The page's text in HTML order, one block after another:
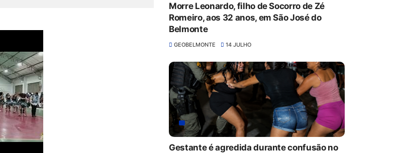
Morre Leonardo, filho de Socorro de Zé
Romeiro, aos 32 anos, em São José do
Belmonte
GEOBELMONTE 14 JULHO
Gestante é agredida durante confusão no